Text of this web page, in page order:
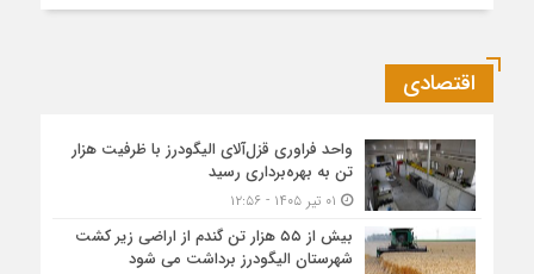
اقتصادی
واحد فراوری قزل‌آلای الیگودرز با ظرفیت هزار
تن به بهره‌برداری رسید
بیش از ۵۵ هزار تن گندم از اراضی زیر کشت
شهرستان الیگودرز برداشت می شود